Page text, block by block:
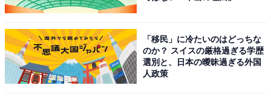
「移民」に冷たいのはどっちな
のか？ スイスの厳格過ぎる学歴
選別と、日本の曖昧過ぎる外国
人政策